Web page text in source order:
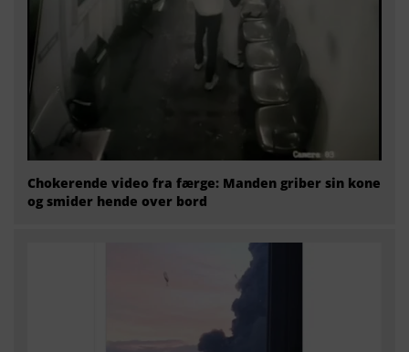
Chokerende video fra færge: Manden griber sin kone
og smider hende over bord